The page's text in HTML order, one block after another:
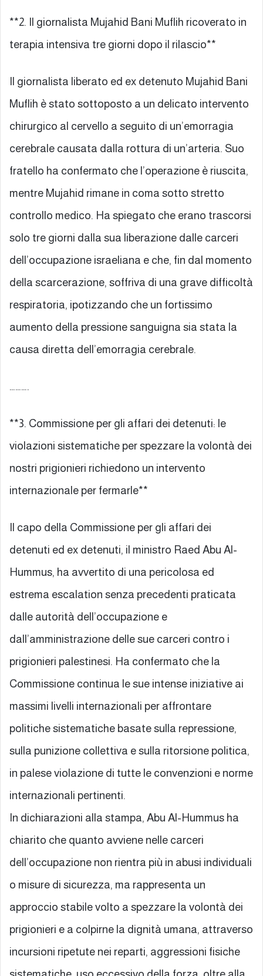
**2. Il giornalista Mujahid Bani Muflih ricoverato in
terapia intensiva tre giorni dopo il rilascio**
Il giornalista liberato ed ex detenuto Mujahid Bani
Muflih è stato sottoposto a un delicato intervento
chirurgico al cervello a seguito di un’emorragia
cerebrale causata dalla rottura di un’arteria. Suo
fratello ha confermato che l’operazione è riuscita,
mentre Mujahid rimane in coma sotto stretto
controllo medico. Ha spiegato che erano trascorsi
solo tre giorni dalla sua liberazione dalle carceri
dell’occupazione israeliana e che, fin dal momento
della scarcerazione, soffriva di una grave difficoltà
respiratoria, ipotizzando che un fortissimo
aumento della pressione sanguigna sia stata la
causa diretta dell’emorragia cerebrale.
……….
**3. Commissione per gli affari dei detenuti: le
violazioni sistematiche per spezzare la volontà dei
nostri prigionieri richiedono un intervento
internazionale per fermarle**
Il capo della Commissione per gli affari dei
detenuti ed ex detenuti, il ministro Raed Abu Al-
Hummus, ha avvertito di una pericolosa ed
estrema escalation senza precedenti praticata
dalle autorità dell’occupazione e
dall’amministrazione delle sue carceri contro i
prigionieri palestinesi. Ha confermato che la
Commissione continua le sue intense iniziative ai
massimi livelli internazionali per affrontare
politiche sistematiche basate sulla repressione,
sulla punizione collettiva e sulla ritorsione politica,
in palese violazione di tutte le convenzioni e norme
internazionali pertinenti.
In dichiarazioni alla stampa, Abu Al-Hummus ha
chiarito che quanto avviene nelle carceri
dell’occupazione non rientra più in abusi individuali
o misure di sicurezza, ma rappresenta un
approccio stabile volto a spezzare la volontà dei
prigionieri e a colpirne la dignità umana, attraverso
incursioni ripetute nei reparti, aggressioni fisiche